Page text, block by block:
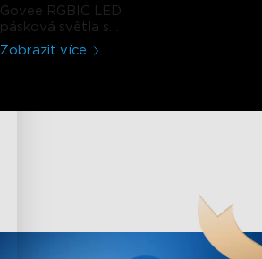
Govee RGBIC LED
pásková světla s
ochranným povlakem
Zobrazit více